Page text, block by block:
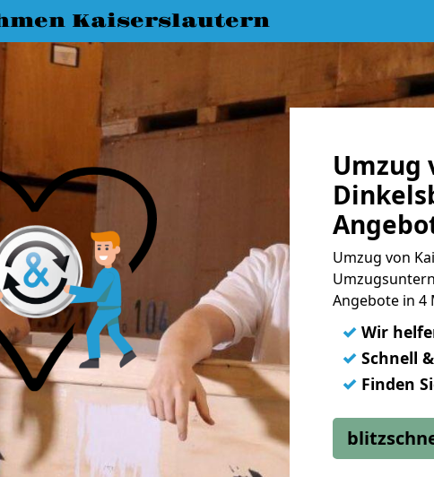
Kaiserslautern
Umzug
Umzug von
Angebote in 4
✓ Wir
✓ Schnell
✓ Finden